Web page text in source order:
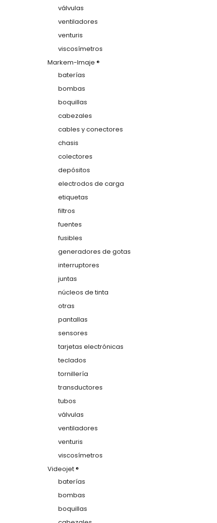
válvulas
ventiladores
venturis
viscosímetros
Markem-Imaje ®
baterías
bombas
boquillas
cabezales
cables y conectores
chasis
colectores
depósitos
electrodos de carga
etiquetas
filtros
fuentes
fusibles
generadores de gotas
interruptores
juntas
núcleos de tinta
otras
pantallas
sensores
tarjetas electrónicas
teclados
tornillería
transductores
tubos
válvulas
ventiladores
venturis
viscosímetros
Videojet ®
baterías
bombas
boquillas